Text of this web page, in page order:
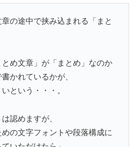
の途中で挟み込まれる「まと
め文章」が「まとめ」なのか
かれているかが、
という・・・。
認めますが、
めの文字フォントや段落構成に